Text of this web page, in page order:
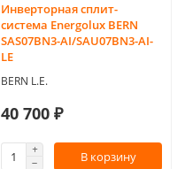
Инверторная сплит-
система Energolux BERN
SAS07BN3-AI/SAU07BN3-AI-
LE
BERN L.E.
40 700 ₽
В корзину